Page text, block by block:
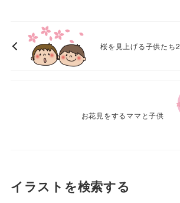
桜を見上げる子供たち2
お花見をするママと子供
イラストを検索する